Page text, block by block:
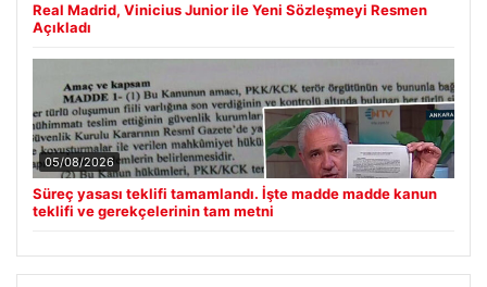
Real Madrid, Vinicius Junior ile Yeni Sözleşmeyi Resmen
Açıkladı
05/08/2026
Süreç yasası teklifi tamamlandı. İşte madde madde kanun
teklifi ve gerekçelerinin tam metni